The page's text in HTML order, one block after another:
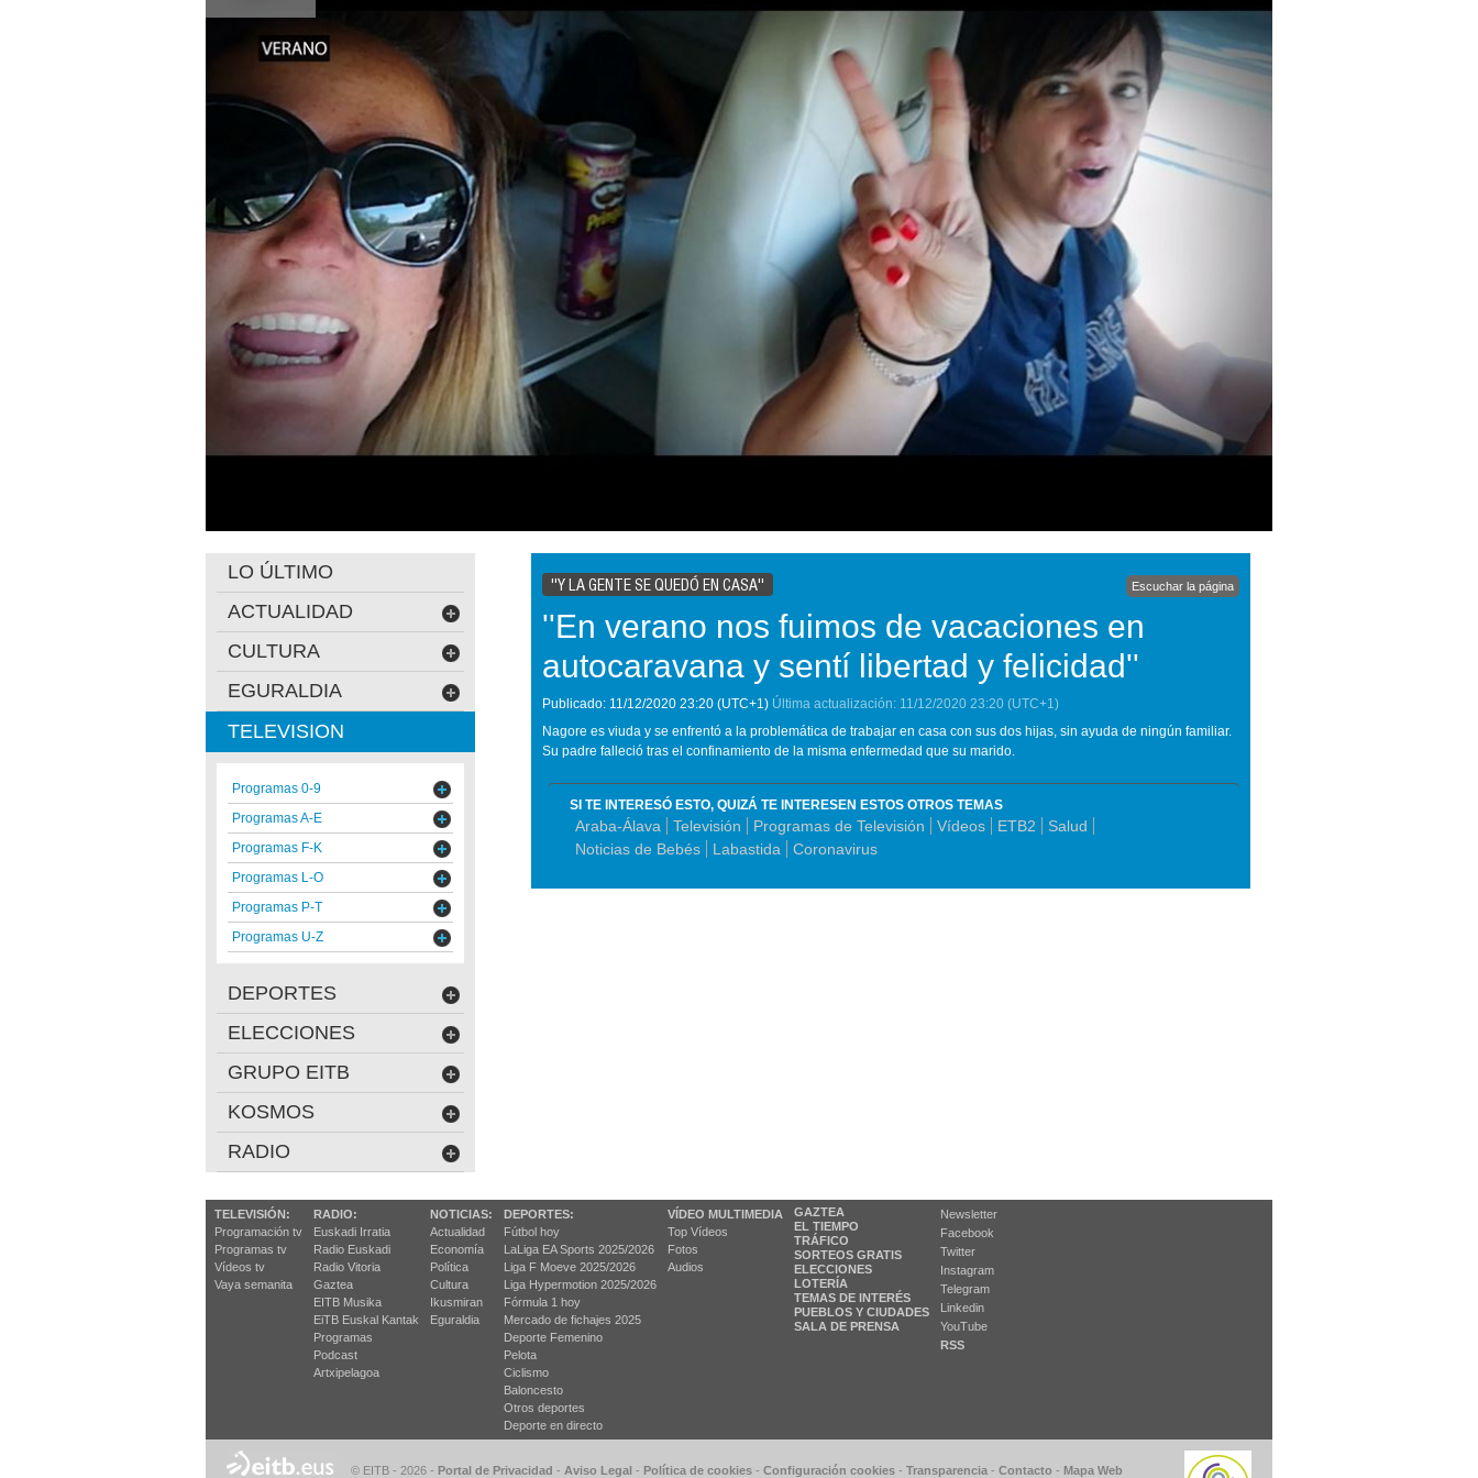
''Y LA GENTE SE QUEDÓ EN CASA'' Escuchar la página
''En verano nos fuimos de vacaciones en
autocaravana y sentí libertad y felicidad''
Publicado: 11/12/2020 23:20 (UTC+1) Última actualización: 11/12/2020 23:20 (UTC+1)
Nagore es viuda y se enfrentó a la problemática de trabajar en casa con sus dos hijas, sin ayuda de ningún familiar.
Su padre falleció tras el confinamiento de la misma enfermedad que su marido.
SI TE INTERESÓ ESTO, QUIZÁ TE INTERESEN ESTOS OTROS TEMAS
Araba-Álava Televisión Programas de Televisión Vídeos ETB2
Salud
Noticias de Bebés
Labastida Coronavirus
LO ÚLTIMO
ACTUALIDAD
CULTURA
EGURALDIA
TELEVISION
Programas 0-9
Programas A-E
Programas F-K
Programas L-O
Programas P-T
Programas U-Z
DEPORTES
ELECCIONES
GRUPO EITB
KOSMOS
RADIO
TELEVISIÓN:
Programación tv
Programas tv
Vídeos tv
Vaya semanita
RADIO:
Euskadi Irratia
Radio Euskadi
Radio Vitoria
Gaztea
EITB Musika
EiTB Euskal Kantak
Programas
Podcast
Artxipelagoa
NOTICIAS:
Actualidad
Economía
Política
Cultura
Ikusmiran
Eguraldia
DEPORTES:
Fútbol hoy
LaLiga EA Sports 2025/2026
Liga F Moeve 2025/2026
Liga Hypermotion 2025/2026
Fórmula 1 hoy
Mercado de fichajes 2025
Deporte Femenino
Pelota
Ciclismo
Baloncesto
Otros deportes
Deporte en directo
VÍDEO MULTIMEDIA
Top Vídeos
Fotos
Audios
GAZTEA
EL TIEMPO
TRÁFICO
SORTEOS GRATIS
ELECCIONES
LOTERÍA
TEMAS DE INTERÉS
PUEBLOS Y CIUDADES
SALA DE PRENSA
Newsletter
Facebook
Twitter
Instagram
Telegram
Linkedin
YouTube
RSS
© EITB - 2026 - Portal de Privacidad - Aviso Legal - Política de cookies - Configuración cookies - Transparencia - Contacto - Mapa Web